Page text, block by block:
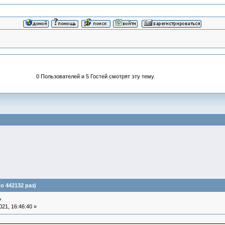
0 Пользователей и 5 Гостей смотрят эту тему.
442132 раз)
16:46:40 »